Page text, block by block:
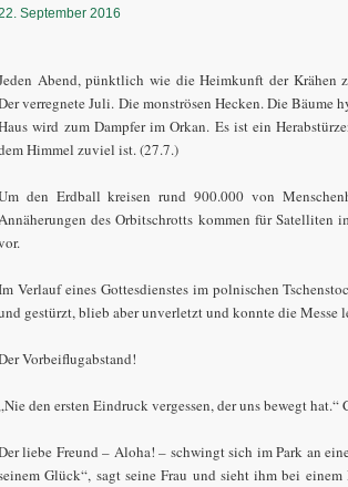
September 2016
Abend, pünktlich wie die Heimkunft der Krähen
verregnete Juli. Die monströsen Hecken. Die Bäume
wird zum Dampfer im Orkan. Es ist ein
Himmel zuviel ist. (27.7.)
den Erdball kreisen rund 900.000 von
des Orbitschrotts kommen für Satelliten
Verlauf eines Gottesdienstes im polnischen
gestürzt, blieb aber unverletzt und konnte die Messe
Vorbeiflugabstand!
den ersten Eindruck vergessen, der uns bewegt
liebe Freund – Aloha! – schwingt sich im Park an
Glück“, sagt seine Frau und sieht ihm bei